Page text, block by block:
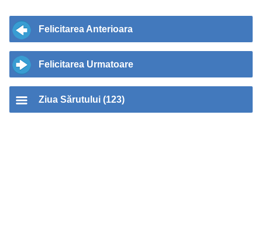
Felicitarea Anterioara
Felicitarea Urmatoare
Ziua Sărutului (123)